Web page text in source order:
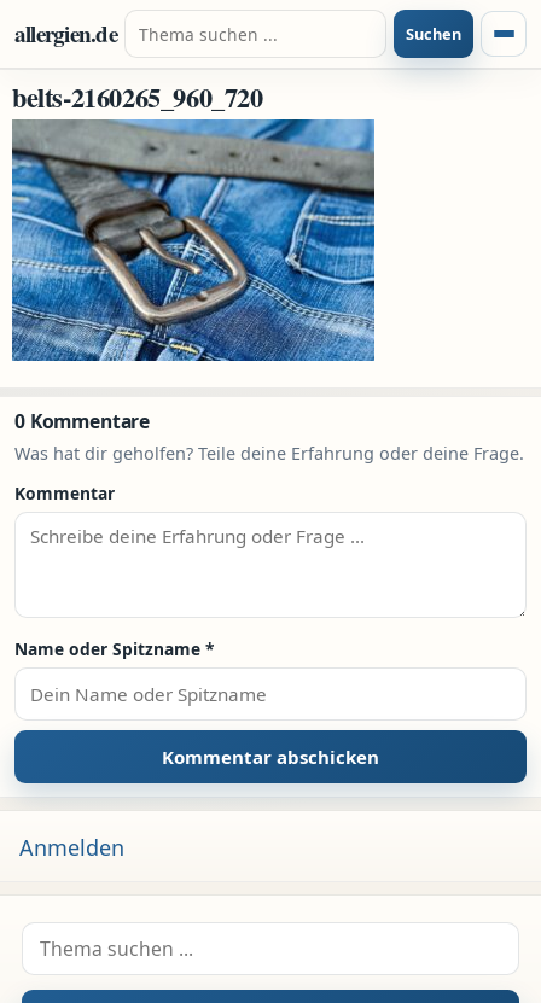
Zum Inhalt springen
allergien.de Suche nach: Suchen
belts-2160265_960_720
0 Kommentare
Was hat dir geholfen? Teile deine Erfahrung oder deine Frage.
Kommentar
Name oder Spitzname *
Anmelden
Suche nach: